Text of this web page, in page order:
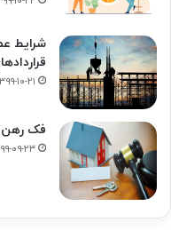
شرایط
۱۳۹۹-۱۰-
فک‌ رهن
۱۳۹۹-